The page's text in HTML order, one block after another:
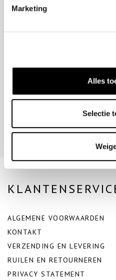
Marketing
Alles
Selectie
DIT
Snelle levering en
- Steffi en
❮
ALGEMENE VOORWAARDEN
KONTAKT
VERZENDING EN LEVERING
RUILEN EN RETOURNEREN
PRIVACY STATEMENT